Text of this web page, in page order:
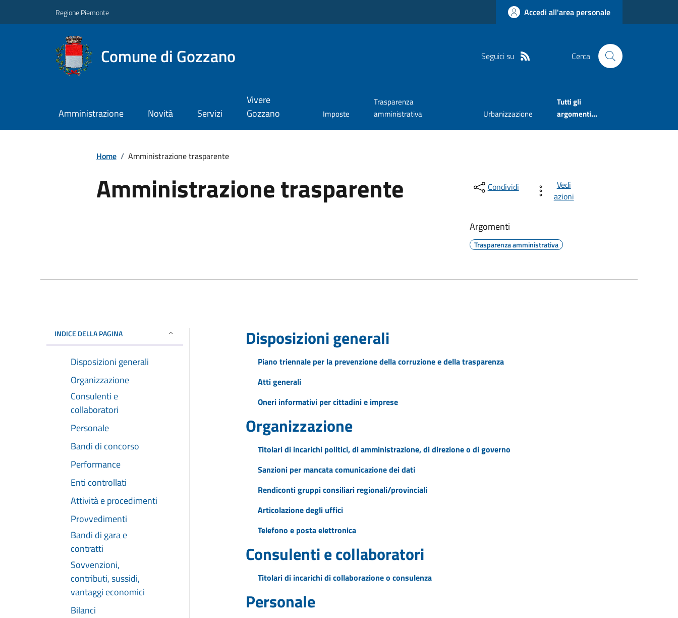
Regione Piemonte Accedi all'area personale
Comune di Gozzano Seguici su Cerca
Amministrazione Novità Servizi
Vivere
Gozzano
Imposte
Trasparenza
amministrativa
Urbanizzazione
Tutti gli
argomenti...
Home / Amministrazione trasparente
Amministrazione trasparente Condividi
Vedi
azioni
Argomenti
Trasparenza amministrativa
INDICE DELLA PAGINA
Disposizioni generali
Organizzazione
Consulenti e
collaboratori
Personale
Bandi di concorso
Performance
Enti controllati
Attività e procedimenti
Provvedimenti
Bandi di gara e
contratti
Sovvenzioni,
contributi, sussidi,
vantaggi economici
Bilanci
Disposizioni generali
Piano triennale per la prevenzione della corruzione e della trasparenza
Atti generali
Oneri informativi per cittadini e imprese
Organizzazione
Titolari di incarichi politici, di amministrazione, di direzione o di governo
Sanzioni per mancata comunicazione dei dati
Rendiconti gruppi consiliari regionali/provinciali
Articolazione degli uffici
Telefono e posta elettronica
Consulenti e collaboratori
Titolari di incarichi di collaborazione o consulenza
Personale